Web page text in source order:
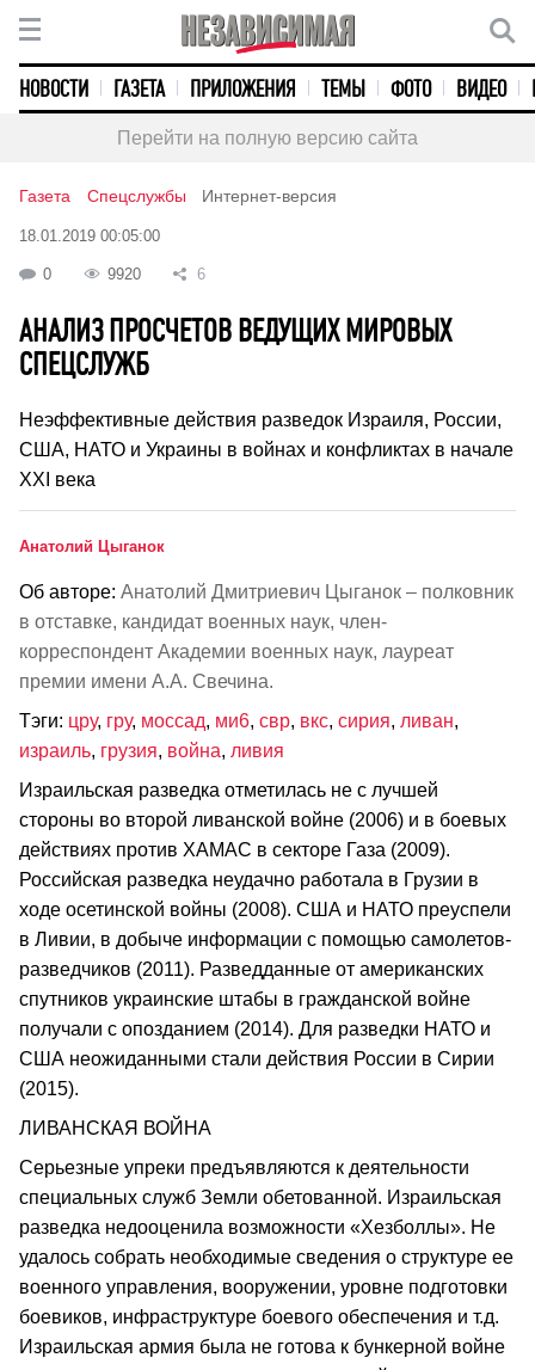
НОВОСТИ ГАЗЕТА ПРИЛОЖЕНИЯ ТЕМЫ ФОТО ВИДЕО
Перейти на полную версию сайта
Газета Спецслужбы Интернет-версия
18.01.2019 00:05:00
0 9920 6
АНАЛИЗ ПРОСЧЕТОВ ВЕДУЩИХ МИРОВЫХ
СПЕЦСЛУЖБ
Неэффективные действия разведок Израиля, России,
США, НАТО и Украины в войнах и конфликтах в начале
ХХI века
Анатолий Цыганок
Об авторе: Анатолий Дмитриевич Цыганок – полковник
в отставке, кандидат военных наук, член-
корреспондент Академии военных наук, лауреат
премии имени А.А. Свечина.
Тэги: цру, гру, моссад, ми6, свр, вкс, сирия, ливан,
израиль, грузия, война, ливия
Израильская разведка отметилась не с лучшей
стороны во второй ливанской войне (2006) и в боевых
действиях против ХАМАС в секторе Газа (2009).
Российская разведка неудачно работала в Грузии в
ходе осетинской войны (2008). США и НАТО преуспели
в Ливии, в добыче информации с помощью самолетов-
разведчиков (2011). Разведданные от американских
спутников украинские штабы в гражданской войне
получали с опозданием (2014). Для разведки НАТО и
США неожиданными стали действия России в Сирии
(2015).
ЛИВАНСКАЯ ВОЙНА
Серьезные упреки предъявляются к деятельности
специальных служб Земли обетованной. Израильская
разведка недооценила возможности «Хезболлы». Не
удалось собрать необходимые сведения о структуре ее
военного управления, вооружении, уровне подготовки
боевиков, инфраструктуре боевого обеспечения и т.д.
Израильская армия была не готова к бункерной войне